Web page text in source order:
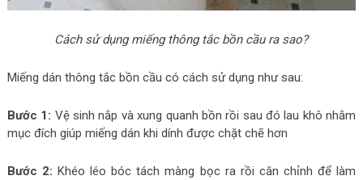
Cách sử dụng miếng thông tắc bồn cầu ra sao?
Miếng dán thông tắc bồn cầu có cách sử dụng như sau:
Bước 1: Vệ sinh nắp và xung quanh bồn rồi sau đó lau khô nhằm
mục đích giúp miếng dán khi dính được chặt chẽ hơn
Bước 2: Khéo léo bóc tách màng bọc ra rồi căn chỉnh để làm